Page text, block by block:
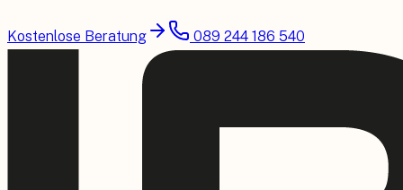
Kostenlose Beratung 089 244 186 540